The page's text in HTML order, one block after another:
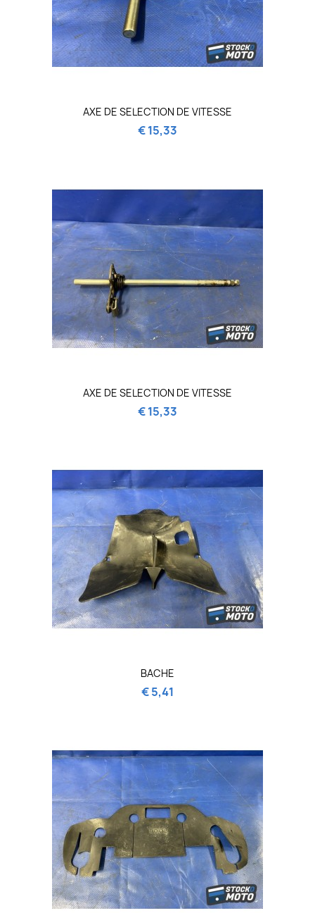
AXE DE SELECTION DE VITESSE
€ 15,33
AXE DE SELECTION DE VITESSE
€ 15,33
BACHE
€ 5,41